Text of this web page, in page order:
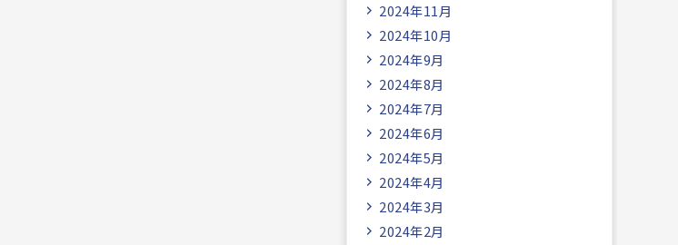
2024年11月
2024年10月
2024年9月
2024年8月
2024年7月
2024年6月
2024年5月
2024年4月
2024年3月
2024年2月